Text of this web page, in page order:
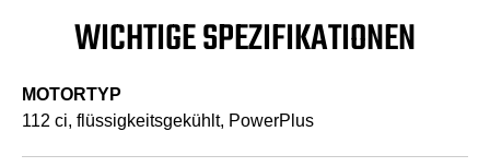
WICHTIGE SPEZIFIKATIONEN
MOTORTYP
112 ci, flüssigkeitsgekühlt, PowerPlus